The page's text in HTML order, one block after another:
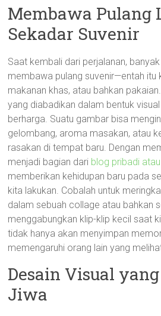
Membawa Pulang
Sekadar Suvenir
Saat kembali dari perjalanan,
membawa pulang suvenir—entah itu
makanan khas, atau bahkan
yang diabadikan dalam bentuk
berharga. Suatu gambar bisa
gelombang, aroma masakan, atau
rasakan di tempat baru. Dengan
menjadi bagian dari blog pribadi atau
memberikan kehidupan baru pada
kita lakukan. Cobalah untuk
dalam sebuah collage atau bahkan
menggabungkan klip-klip kecil saat
tidak hanya akan menyimpan
memengaruhi orang lain yang
Desain Visual
Jiwa